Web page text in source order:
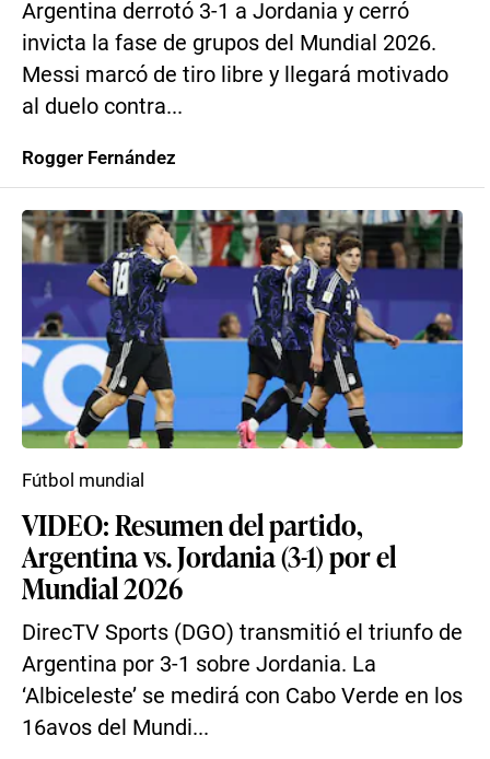
Argentina derrotó 3-1 a Jordania y cerró
invicta la fase de grupos del Mundial 2026.
Messi marcó de tiro libre y llegará motivado
al duelo contra...
Rogger Fernández
VIDEO: Resumen del partido,
Argentina vs. Jordania (3-1) por el
Mundial 2026
DirecTV Sports (DGO) transmitió el triunfo de
Argentina por 3-1 sobre Jordania. La
‘Albiceleste’ se medirá con Cabo Verde en los
16avos del Mundi...
Fútbol mundial